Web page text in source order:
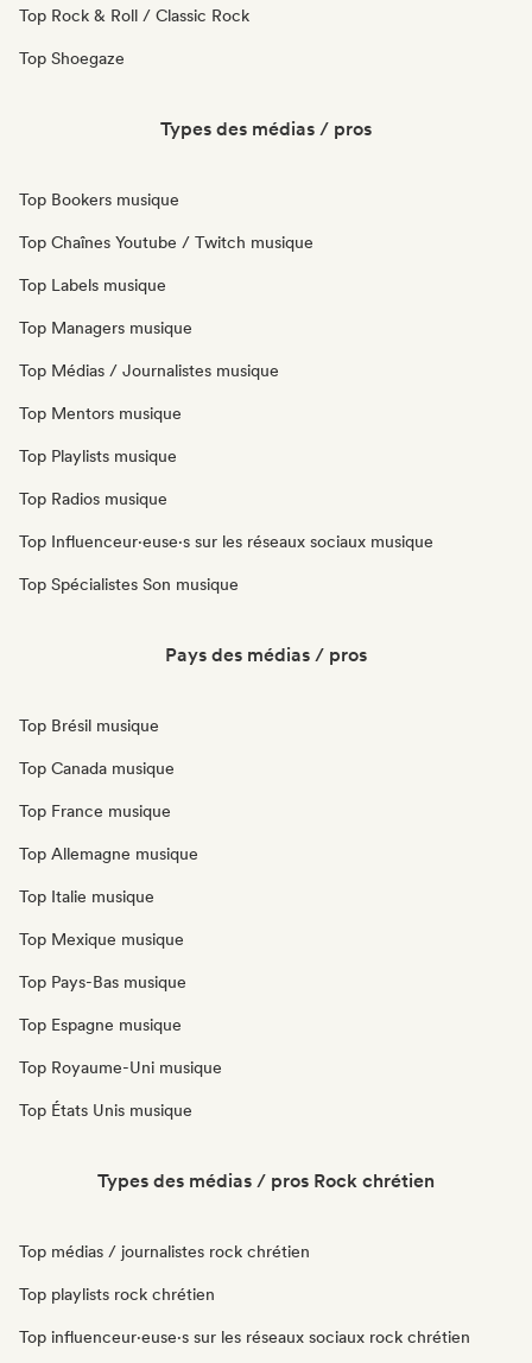
Top Rock & Roll / Classic Rock
Top Shoegaze
Types des médias / pros
Top Bookers musique
Top Chaînes Youtube / Twitch musique
Top Labels musique
Top Managers musique
Top Médias / Journalistes musique
Top Mentors musique
Top Playlists musique
Top Radios musique
Top Influenceur·euse·s sur les réseaux sociaux musique
Top Spécialistes Son musique
Pays des médias / pros
Top Brésil musique
Top Canada musique
Top France musique
Top Allemagne musique
Top Italie musique
Top Mexique musique
Top Pays-Bas musique
Top Espagne musique
Top Royaume-Uni musique
Top États Unis musique
Types des médias / pros Rock chrétien
Top médias / journalistes rock chrétien
Top playlists rock chrétien
Top influenceur·euse·s sur les réseaux sociaux rock chrétien